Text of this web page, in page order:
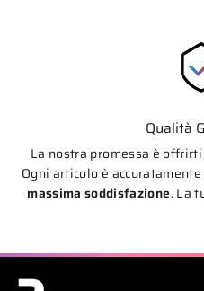
Qualità
La nostra promessa è
Ogni articolo è
massima soddisfazione. La